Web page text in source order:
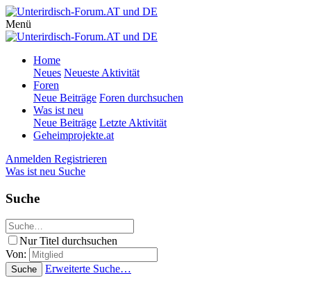
Menü
Home
Neues Neueste Aktivität
Foren
Neue Beiträge Foren durchsuchen
Was ist neu
Neue Beiträge Letzte Aktivität
Geheimprojekte.at
Anmelden Registrieren
Was ist neu Suche
Suche
Nur Titel durchsuchen
Von:
Suche Erweiterte Suche…